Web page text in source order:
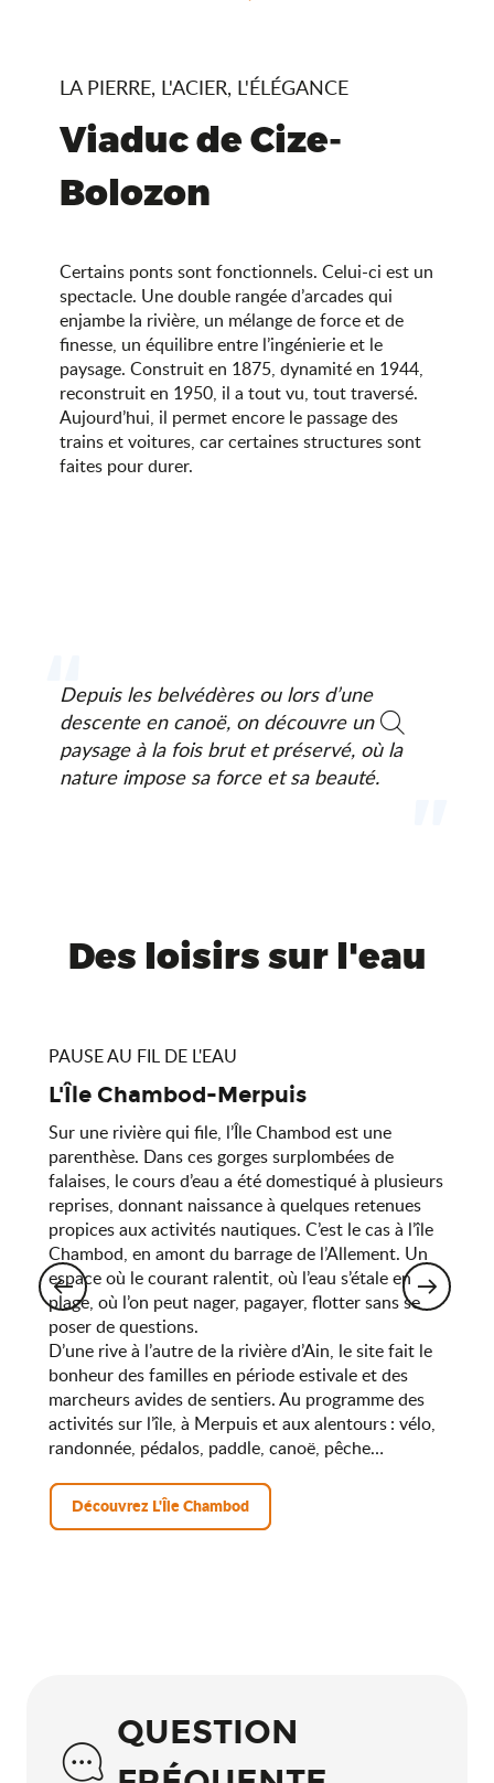
Recherche
LA PIERRE, L'ACIER, L'ÉLÉGANCE
Viaduc de Cize-
Bolozon
Certains ponts sont fonctionnels. Celui-ci est un
spectacle. Une double rangée d’arcades qui
enjambe la rivière, un mélange de force et de
finesse, un équilibre entre l’ingénierie et le
paysage. Construit en 1875, dynamité en 1944,
reconstruit en 1950, il a tout vu, tout traversé.
Aujourd’hui, il permet encore le passage des
trains et voitures, car certaines structures sont
faites pour durer.
Depuis les belvédères ou lors d’une
descente en canoë, on découvre un
paysage à la fois brut et préservé, où la
nature impose sa force et sa beauté.
Des loisirs sur l'eau
PAUSE AU FIL DE L'EAU
L'Île Chambod-Merpuis
Sur une rivière qui file, l’Île Chambod est une
parenthèse. Dans ces gorges surplombées de
falaises, le cours d’eau a été domestiqué à plusieurs
reprises, donnant naissance à quelques retenues
propices aux activités nautiques. C’est le cas à l’île
Chambod, en amont du barrage de l’Allement. Un
espace où le courant ralentit, où l’eau s’étale en
plage, où l’on peut nager, pagayer, flotter sans se
poser de questions.
D’une rive à l’autre de la rivière d’Ain, le site fait le
bonheur des familles en période estivale et des
marcheurs avides de sentiers. Au programme des
activités sur l’île, à Merpuis et aux alentours : vélo,
randonnée, pédalos, paddle, canoë, pêche…
Découvrez L'Île Chambod
QUESTION